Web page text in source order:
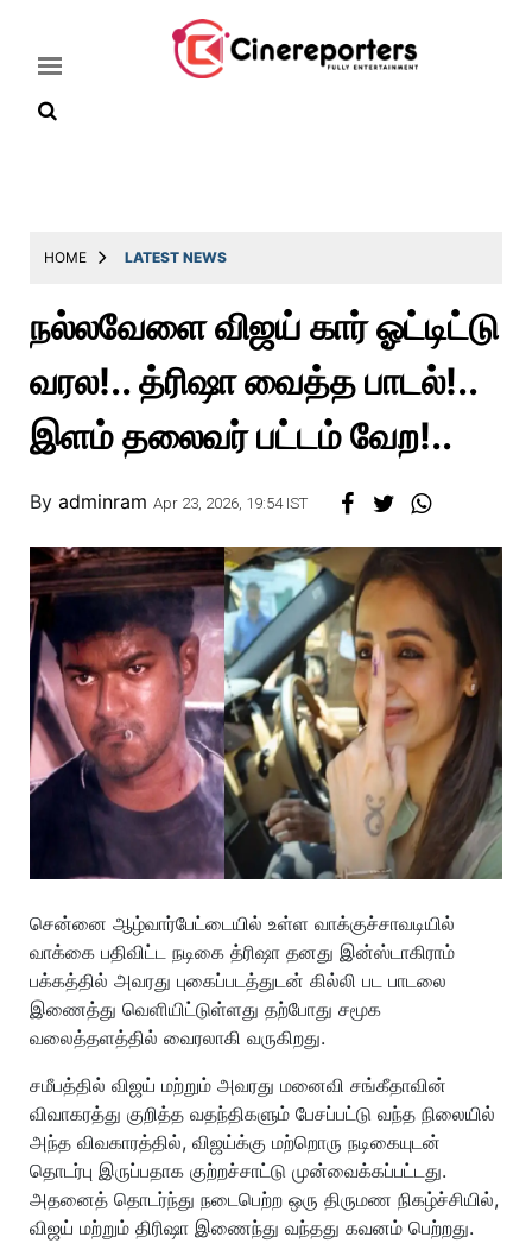
Latest
Throwback
Television
Reviews
Photos
Story
HOME LATEST NEWS
நல்லவேளை விஜய் கார் ஓட்டிட்டு
வரல!.. த்ரிஷா வைத்த பாடல்!..
இளம் தலைவர் பட்டம் வேற!..
By adminram Apr 23, 2026, 19:54 IST
சென்னை ஆழ்வார்பேட்டையில் உள்ள வாக்குச்சாவடியில்
வாக்கை பதிவிட்ட நடிகை த்ரிஷா தனது இன்ஸ்டாகிராம்
பக்கத்தில் அவரது புகைப்படத்துடன் கில்லி பட பாடலை
இணைத்து வெளியிட்டுள்ளது தற்போது சமூக
வலைத்தளத்தில் வைரலாகி வருகிறது.
சமீபத்தில் விஜய் மற்றும் அவரது மனைவி சங்கீதாவின்
விவாகரத்து குறித்த வதந்திகளும் பேசப்பட்டு வந்த நிலையில்
அந்த விவகாரத்தில், விஜய்க்கு மற்றொரு நடிகையுடன்
தொடர்பு இருப்பதாக குற்றச்சாட்டு முன்வைக்கப்பட்டது.
அதனைத் தொடர்ந்து நடைபெற்ற ஒரு திருமண நிகழ்ச்சியில்,
விஜய் மற்றும் திரிஷா இணைந்து வந்தது கவனம் பெற்றது.